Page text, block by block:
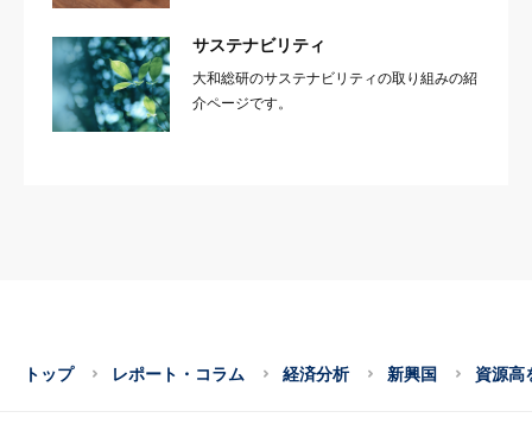
サステナビリティ
大和総研のサステナビリティの取り組みの紹
介ページです。
トップ レポート・コラム 経済分析 新興国 資源高